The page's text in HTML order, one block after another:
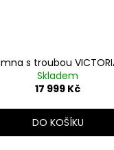
s troubou
Skladem
17 999 Kč
DO KOŠÍKU